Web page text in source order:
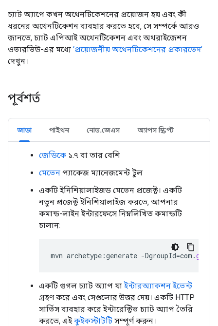
চ্যাট অ্যাপে কখন অথেনটিকেশনের প্রয়োজন হয় এবং কী
ধরনের অথেনটিকেশন ব্যবহার করতে হবে, সে সম্পর্কে আরও
জানতে, চ্যাট এপিআই অথেনটিকেশন এবং অথরাইজেশন
ওভারভিউ-এর মধ্যে ‘প্রয়োজনীয় অথেনটিকেশনের প্রকারভেদ’
দেখুন।
পূর্বশর্ত
জাভা পাইথন নোড.জেএস অ্যাপস স্ক্রিপ্ট
জেডিকে ১.৭ বা তার বেশি
মেভেন প্যাকেজ ম্যানেজমেন্ট টুল
একটি ইনিশিয়ালাইজড মেভেন প্রজেক্ট। একটি
নতুন প্রজেক্ট ইনিশিয়ালাইজ করতে, আপনার
কমান্ড-লাইন ইন্টারফেসে নিম্নলিখিত কমান্ডটি
চালান:
mvn archetype :generate -DgroupId=com .
একটি গুগল চ্যাট অ্যাপ যাইন্টারঅ্যাকশন ইভেন্ট
গ্রহণ করে এবং সেগুলোর উত্তর দেয়। একটি HTTP
সার্ভিস ব্যবহার করে ইন্টারেক্টিভ চ্যাট অ্যাপ তৈরি
করতে, এইকুইকস্টার্টটি সম্পূর্ণ করুন।